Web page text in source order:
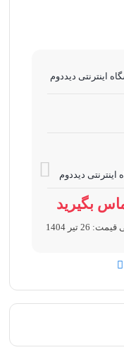
دیددوم
بگیرید
قیمت: 26 تیر 1404